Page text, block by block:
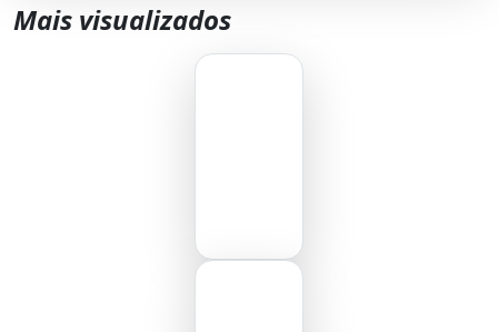
Mais visualizados